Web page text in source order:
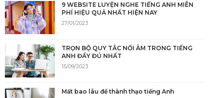
9 WEBSITE LUYỆN NGHE TIẾNG ANH MIỄN
PHÍ HIỆU QUẢ NHẤT HIỆN NAY
27/01/2023
TRỌN BỘ QUY TẮC NỐI ÂM TRONG TIẾNG
ANH ĐẦY ĐỦ NHẤT
15/09/2023
Mất bao lâu để thành thạo tiếng Anh